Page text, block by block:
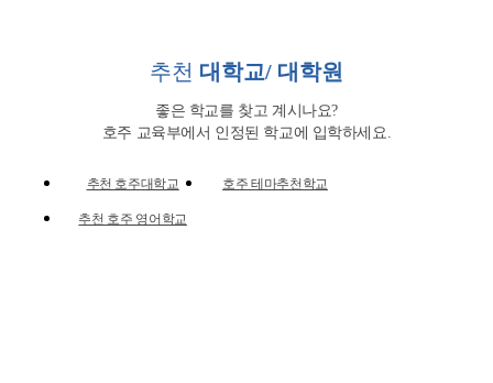
추천 대학교/ 대학원
좋은 학교를 찾고 계시나요?
호주 교육부에서 인정된 학교에 입학하세요.
추천 호주대학교 호주 테마추천학교
추천 호주 영어학교